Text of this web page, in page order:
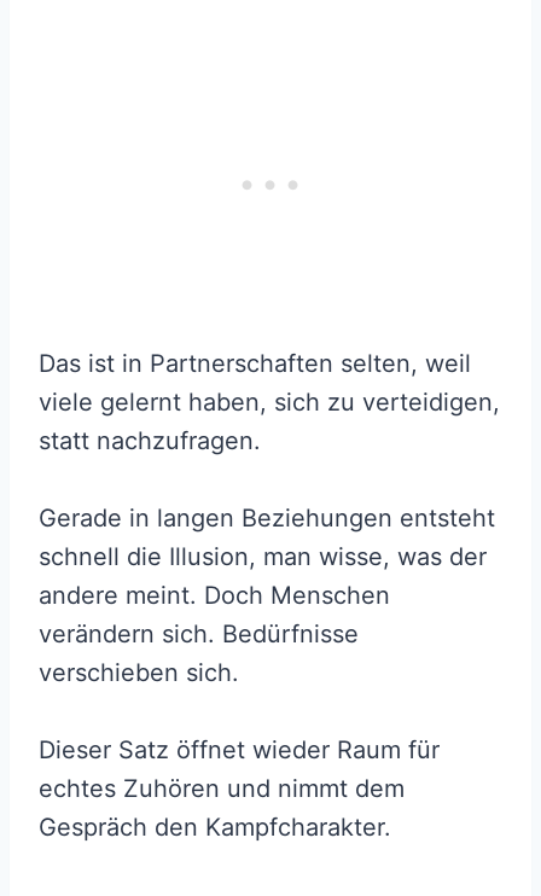
Das ist in Partnerschaften selten, weil
viele gelernt haben, sich zu verteidigen,
statt nachzufragen.
Gerade in langen Beziehungen entsteht
schnell die Illusion, man wisse, was der
andere meint. Doch Menschen
verändern sich. Bedürfnisse
verschieben sich.
Dieser Satz öffnet wieder Raum für
echtes Zuhören und nimmt dem
Gespräch den Kampfcharakter.